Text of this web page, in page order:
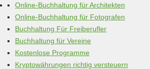
Online-Buchhaltung für Architekten
Online-Buchhaltung für Fotografen
Buchhaltung Für Freiberufler
Buchhaltung für Vereine
Kostenlose Programme
Kryptowährungen richtig versteuern